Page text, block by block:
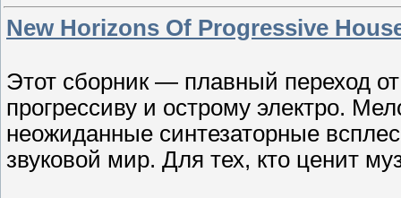
New Horizons Of Progressive
Этот сборник — плавный переход от
прогрессиву и острому электро.
неожиданные синтезаторные
звуковой мир. Для тех, кто ценит